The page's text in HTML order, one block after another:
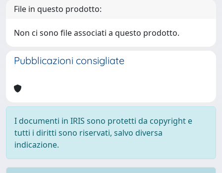
File in questo prodotto:
Non ci sono file associati a questo prodotto.
Pubblicazioni consigliate
I documenti in IRIS sono protetti da copyright e
tutti i diritti sono riservati, salvo diversa
indicazione.